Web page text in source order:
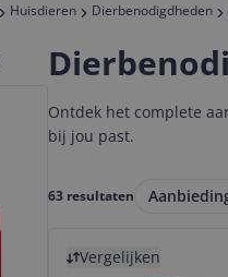
Huisdieren Dierbenodigdheden
Ontdek het complete
bij jou past.
63 resultaten
Vergelijken